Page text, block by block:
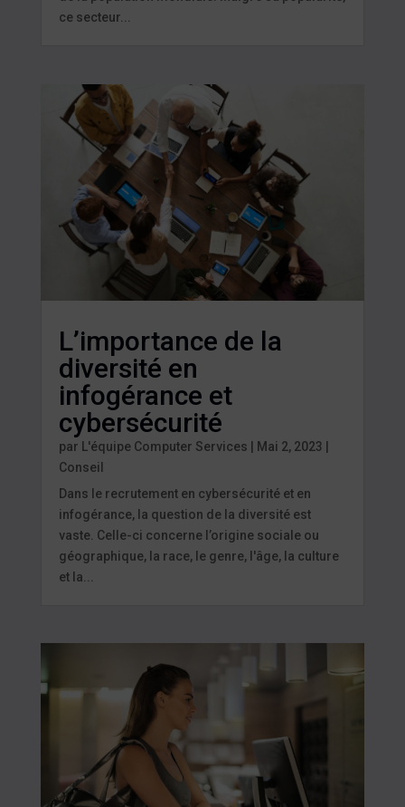
ce secteur...
L’importance de la
diversité en
infogérance et
cybersécurité
par L'équipe Computer Services Mai 2, 2023
Conseil
Dans le recrutement en cybersécurité et en
infogérance, la question de la diversité est
vaste. Celle-ci concerne l’origine sociale ou
géographique, la race, le genre, l'âge, la culture
et la...